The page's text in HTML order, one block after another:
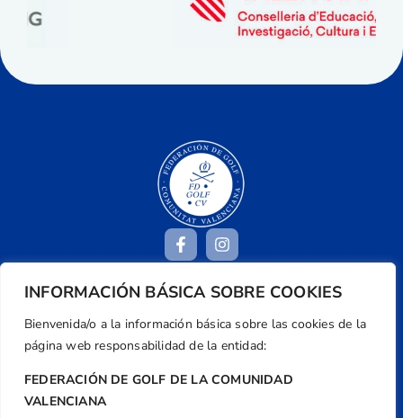
INFORMACIÓN BÁSICA SOBRE COOKIES
Bienvenida/o a la información básica sobre las cookies de la
página web responsabilidad de la entidad:
FEDERACIÓN DE GOLF DE LA COMUNIDAD
VALENCIANA
Centre de L´Esport, Carrer d'Isaac Peral i
Caballero, Nº 5, Despachos 2 y 3, 46980,
Valencia